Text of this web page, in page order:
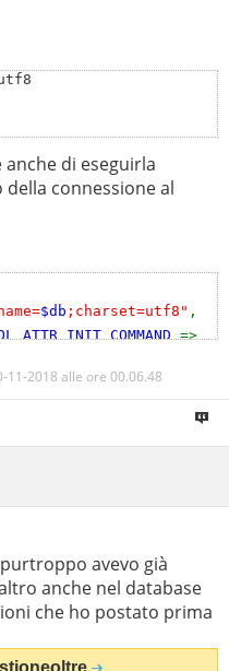
di eseguirla
connessione al
$db ;charset=utf8" ,
=>
utf8'
11-2018 alle ore 00.06.48
avevo già
anche nel database
che ho postato prima